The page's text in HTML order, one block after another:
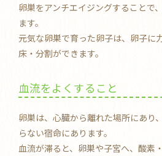
卵巣をアンチエイジングすることで
ます。
元気な卵巣で育った卵子は、卵子に
床・分割ができます。
血流をよくすること
卵巣は、心臓から離れた場所にあり
らない宿命にあります。
血流が滞ると、卵巣や子宮へ、酸素